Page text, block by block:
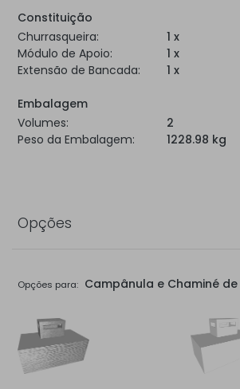
Constituição
Churrasqueira:
1 x
Módulo de Apoio:
1 x
Extensão de Bancada:
1 x
Embalagem
Volumes:
2
Peso da Embalagem:
1228.98 kg
Opções
Opções para: Campânula e Chaminé